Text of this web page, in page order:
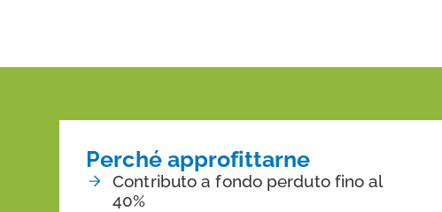
Perché approfittarne
Contributo a fondo perduto fino al
40%